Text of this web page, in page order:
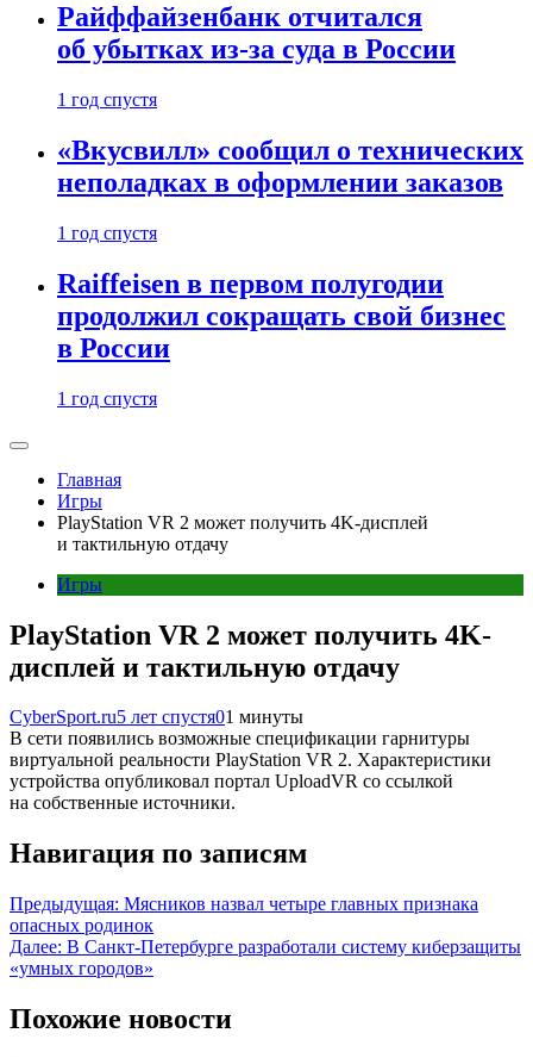
Райффайзенбанк отчитался
об убытках из-за суда в России
1 год спустя
«Вкусвилл» сообщил о технических
неполадках в оформлении заказов
1 год спустя
Raiffeisen в первом полугодии
продолжил сокращать свой бизнес
в России
1 год спустя
Главная
Игры
PlayStation VR 2 может получить 4K-дисплей
и тактильную отдачу
Игры
PlayStation VR 2 может получить 4K-
дисплей и тактильную отдачу
CyberSport.ru5 лет спустя01 минуты
В сети появились возможные спецификации гарнитуры
виртуальной реальности PlayStation VR 2. Характеристики
устройства опубликовал портал UploadVR со ссылкой
на собственные источники.
Навигация по записям
Предыдущая: Мясников назвал четыре главных признака
опасных родинок
Далее: В Санкт-Петербурге разработали систему киберзащиты
«умных городов»
Похожие новости